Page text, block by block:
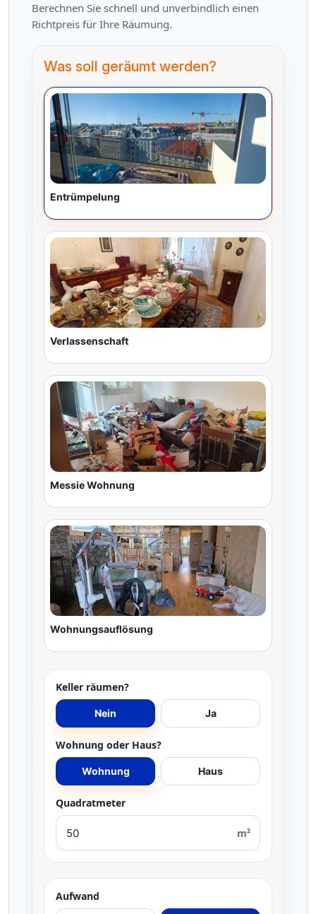
Berechnen Sie schnell und unverbindlich einen
Richtpreis für Ihre Räumung.
Was soll geräumt werden?
Entrümpelung
Verlassenschaft
Messie Wohnung
Wohnungsauflösung
Keller räumen?
Nein Ja
Wohnung oder Haus?
Wohnung Haus
Quadratmeter
m²
Aufwand